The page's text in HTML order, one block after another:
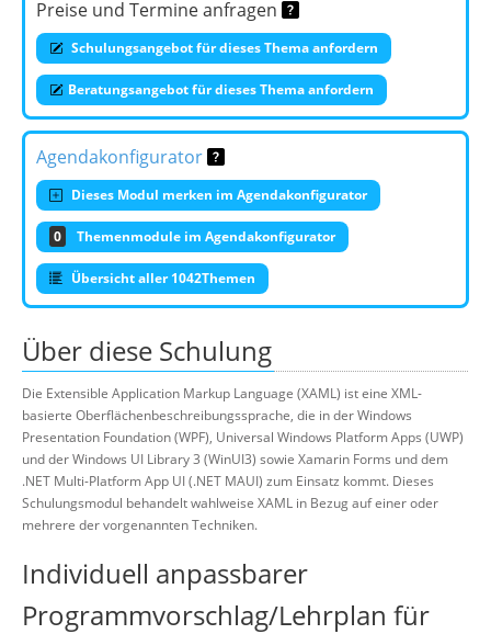
Preise und Termine anfragen
Schulungsangebot für dieses Thema anfordern
Beratungsangebot für dieses Thema anfordern
Agendakonfigurator
Dieses Modul merken im Agendakonfigurator
0 Themenmodule im Agendakonfigurator
Übersicht aller 1042Themen
Über diese Schulung
Die Extensible Application Markup Language (XAML) ist eine XML-
basierte Oberflächenbeschreibungssprache, die in der Windows
Presentation Foundation (WPF), Universal Windows Platform Apps (UWP)
und der Windows UI Library 3 (WinUI3) sowie Xamarin Forms und dem
.NET Multi-Platform App UI (.NET MAUI) zum Einsatz kommt. Dieses
Schulungsmodul behandelt wahlweise XAML in Bezug auf einer oder
mehrere der vorgenannten Techniken.
Individuell anpassbarer
Programmvorschlag/Lehrplan für